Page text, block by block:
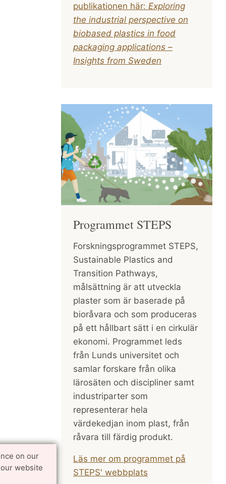
on our
website
publikationen här: Exploring
the industrial perspective on
biobased plastics in food
packaging applications –
Insights from Sweden
Programmet STEPS
Forskningsprogrammet STEPS,
Sustainable Plastics and
Transition Pathways,
målsättning är att utveckla
plaster som är baserade på
bioråvara och som produceras
på ett hållbart sätt i en cirkulär
ekonomi. Programmet leds
från Lunds universitet och
samlar forskare från olika
lärosäten och discipliner samt
industriparter som
representerar hela
värdekedjan inom plast, från
råvara till färdig produkt.
Läs mer om programmet på
STEPS' webbplats